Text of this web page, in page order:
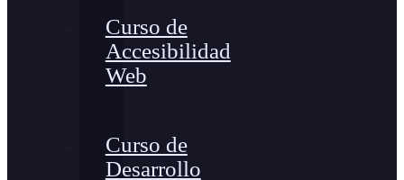
Curso de
Accesibilidad
Web
Curso de
Desarrollo